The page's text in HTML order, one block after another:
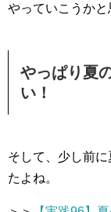
やっていこうかと
やっぱり夏
い！
そして、少し前
たよね。